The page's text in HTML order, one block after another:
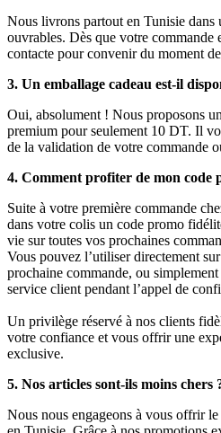
Nous livrons partout en Tunisie dans
ouvrables. Dès que votre
contacte pour convenir du moment
3. Un emballage cadeau est-il
Oui, absolument ! Nous proposons
premium pour seulement 10 DT. Il
de la validation de votre commande
4. Comment profiter de mon code
Suite à votre première commande
dans votre colis un code promo
vie sur toutes vos prochaines
Vous pouvez l’utiliser directement
prochaine commande, ou
service client pendant l’appel de
Un privilège réservé à nos clients
votre confiance et vous offrir une
exclusive.
5. Nos articles sont-ils moins chers
Nous nous engageons à vous offrir